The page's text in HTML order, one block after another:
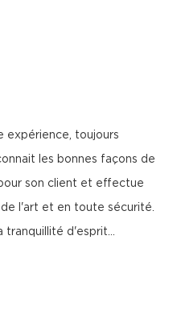
expérience, toujours
les bonnes façons de
son client et effectue
l'art et en toute sécurité.
tranquillité d'esprit...